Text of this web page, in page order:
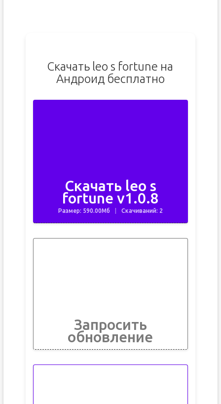
Скачать leo s fortune на
Андроид бесплатно
Скачать leo s
fortune v1.0.8
Размер: 590.00Мб Скачиваний: 2
Запросить
обновление